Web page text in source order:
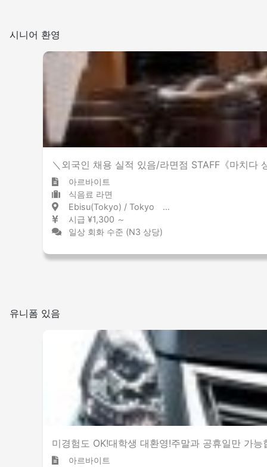
시니어 환영
＼외국인 채용 실적 있음/라면점 STAFF《마치다
아르바이트
식음료 라면
Ebisu(Tokyo) / Tokyo 恵比寿 / 東京都
시급 ¥1,300 ～
일상 회화 수준 (N3 상당)
유니폼 있음
미경험도 OK!대학생 대환영!주말과 공휴일만 가
아르바이트